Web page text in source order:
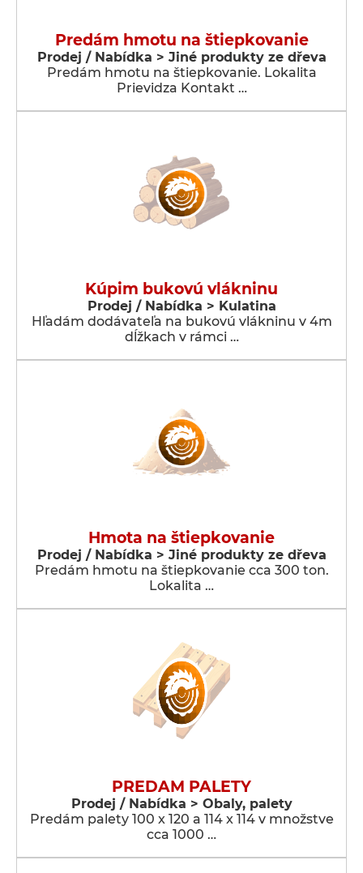
Predám hmotu na štiepkovanie
Prodej / Nabídka > Jiné produkty ze dřeva
Predám hmotu na štiepkovanie. Lokalita
Prievidza Kontakt …
Kúpim bukovú vlákninu
Prodej / Nabídka > Kulatina
Hľadám dodávateľa na bukovú vlákninu v 4m
dĺžkach v rámci …
Hmota na štiepkovanie
Prodej / Nabídka > Jiné produkty ze dřeva
Predám hmotu na štiepkovanie cca 300 ton.
Lokalita …
PREDAM PALETY
Prodej / Nabídka > Obaly, palety
Predám palety 100 x 120 a 114 x 114 v množstve
cca 1000 …